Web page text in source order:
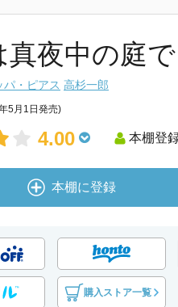
真夜中の庭
・ピアス 高杉一郎
5月1日発売)
4.00 本棚登
本棚に登録
購入ストア一覧